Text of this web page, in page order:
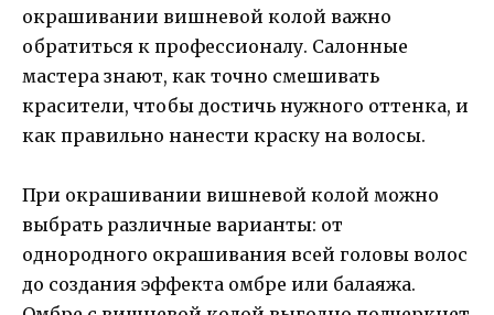
окрашивании вишневой колой важно
обратиться к профессионалу. Салонные
мастера знают, как точно смешивать
красители, чтобы достичь нужного оттенка, и
как правильно нанести краску на волосы.
При окрашивании вишневой колой можно
выбрать различные варианты: от
однородного окрашивания всей головы волос
до создания эффекта омбре или балаяжа.